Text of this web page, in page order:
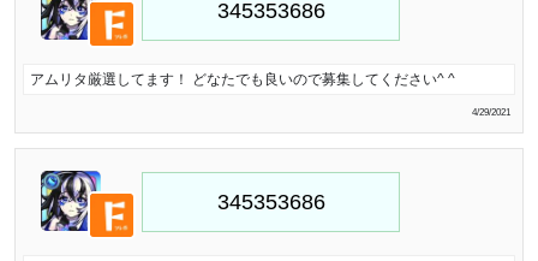
アムリタ厳選してます！ どなたでも良いので募集してください^ ^
4/29/2021